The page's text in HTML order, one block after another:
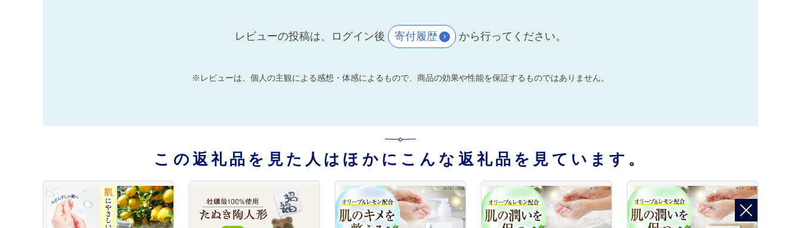
レビューの投稿は、ログイン後 寄付履歴 から行ってください。
※レビューは、個人の主観による感想・体感によるもので、商品の効果や性能を保証するものではありません。
この返礼品を見た人はほかにこんな返礼品を見ています。